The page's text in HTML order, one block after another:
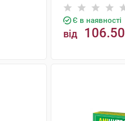
Є в наявності
від 106.50